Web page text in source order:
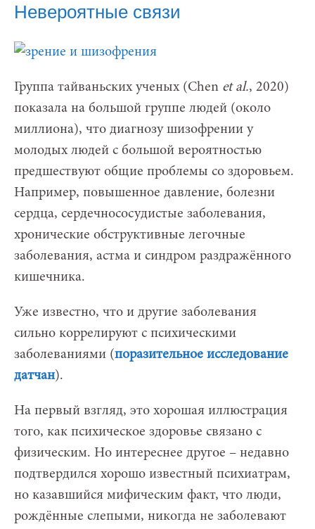
Невероятные связи
Группа тайваньских ученых (Chen et al., 2020)
показала на большой группе людей (около
миллиона), что диагнозу шизофрении у
молодых людей с большой вероятностью
предшествуют общие проблемы со здоровьем.
Например, повышенное давление, болезни
сердца, сердечнососудистые заболевания,
хронические обструктивные легочные
заболевания, астма и синдром раздражённого
кишечника.
Уже известно, что и другие заболевания
сильно коррелируют с психическими
заболеваниями (поразительное исследование
датчан).
На первый взгляд, это хорошая иллюстрация
того, как психическое здоровье связано с
физическим. Но интереснее другое – недавно
подтвердился хорошо известный психиатрам,
но казавшийся мифическим факт, что люди,
рождённые слепыми, никогда не заболевают